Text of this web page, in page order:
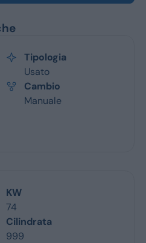
Opel
Vedi tutti i marchi
Tipologia
Usato
Cambio
Manuale
KW
74
Cilindrata
999